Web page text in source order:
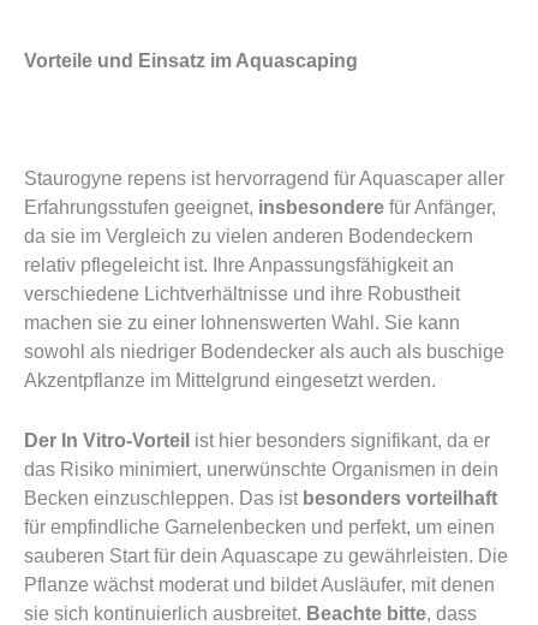
Vorteile und Einsatz im Aquascaping
Staurogyne repens ist hervorragend für Aquascaper aller
Erfahrungsstufen geeignet, insbesondere für Anfänger,
da sie im Vergleich zu vielen anderen Bodendeckern
relativ pflegeleicht ist. Ihre Anpassungsfähigkeit an
verschiedene Lichtverhältnisse und ihre Robustheit
machen sie zu einer lohnenswerten Wahl. Sie kann
sowohl als niedriger Bodendecker als auch als buschige
Akzentpflanze im Mittelgrund eingesetzt werden.
Der In Vitro-Vorteil ist hier besonders signifikant, da er
das Risiko minimiert, unerwünschte Organismen in dein
Becken einzuschleppen. Das ist besonders vorteilhaft
für empfindliche Garnelenbecken und perfekt, um einen
sauberen Start für dein Aquascape zu gewährleisten. Die
Pflanze wächst moderat und bildet Ausläufer, mit denen
sie sich kontinuierlich ausbreitet. Beachte bitte, dass